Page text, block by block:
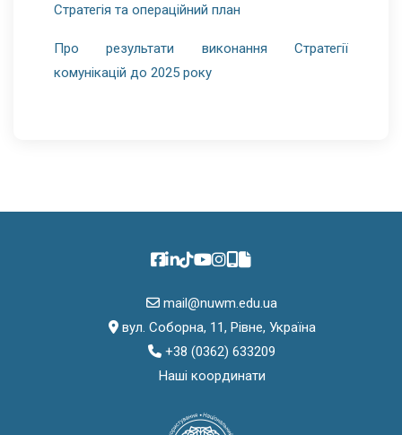
Стратегія та операційний план
Про результати виконання Стратегії
комунікацій до 2025 року
mail@nuwm.edu.ua
вул. Соборна, 11, Рівне, Україна
+38 (0362) 633209
Наші координати